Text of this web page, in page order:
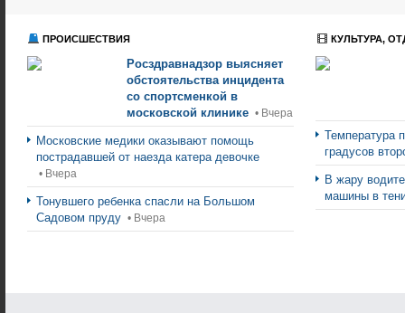
ПРОИСШЕСТВИЯ
Росздравнадзор выясняет
обстоятельства инцидента
со спортсменкой в
московской клинике • Вчера
Московские медики оказывают помощь
пострадавшей от наезда катера девочке
• Вчера
Тонувшего ребенка спасли на Большом
Садовом пруду • Вчера
КУЛЬТУРА,
Температура
градусов
В жару
машины в